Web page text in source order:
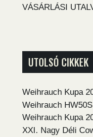
VÁSÁRLÁSI
UTOLSÓ CIKKEK
Weihrauch Kupa
Weihrauch
Weihrauch Kupa
XXI. Nagy Déli